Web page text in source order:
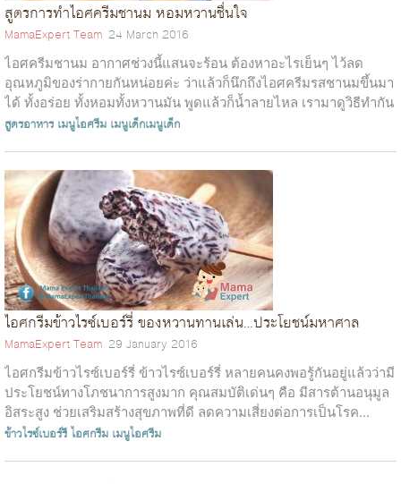
สูตรการทำไอศครีมชานม หอมหวานชื่นใจ
MamaExpert Team 24 March 2016
ไอศครีมชานม อากาศช่วงนี้แสนจะร้อน ต้องหาอะไรเย็นๆ ไว้ลด
อุณหภูมิของร่ากายกันหน่อยค่ะ ว่าแล้วก็นึกถึงไอศครีมรสชานมขึ้นมา
ได้ ทั้งอร่อย ทั้งหอมทั้งหวานมัน พูดแล้วก็น้ำลายไหล เรามาดูวิธีทำกัน
เลยค่ะ วัต...
สูตรอาหาร เมนูไอศรีม เมนูเด็กเมนูเด็ก
ไอศกรีมข้าวไรซ์เบอร์รี่ ของหวานทานเล่น…ประโยชน์มหาศาล
MamaExpert Team 29 January 2016
ไอศกรีมข้าวไรซ์เบอร์รี่ ข้าวไรซ์เบอร์รี่ หลายคนคงพอรู้กันอยู่แล้วว่ามี
ประโยชน์ทางโภชนาการสูงมาก คุณสมบัติเด่นๆ คือ มีสารต้านอนุมูล
อิสระสูง ช่วยเสริมสร้างสุขภาพที่ดี ลดความเสี่ยงต่อการเป็นโรค...
ข้าวไรซ์เบอร์รีไอศกรีม เมนูไอศรีม